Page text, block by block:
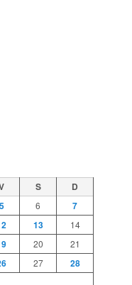
S
D
5 6 7
13 14
20 21
27
28